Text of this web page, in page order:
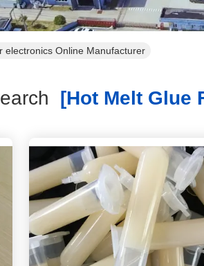
electronics Online Manufacturer
[hot Melt Glue